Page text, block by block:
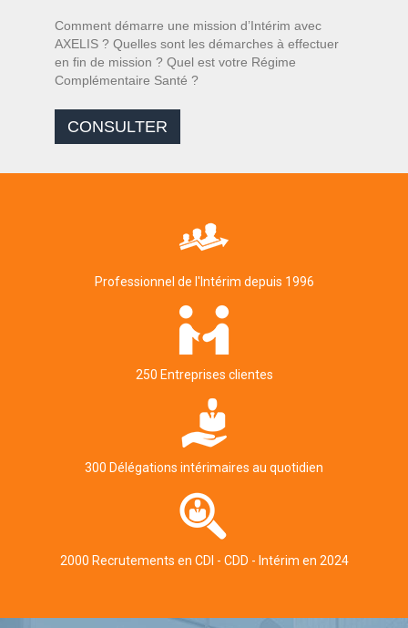
Comment démarre une mission d’Intérim avec
AXELIS ? Quelles sont les démarches à effectuer
en fin de mission ? Quel est votre Régime
Complémentaire Santé ?
CONSULTER
Professionnel de l'Intérim depuis 1996
250 Entreprises clientes
300 Délégations intérimaires au quotidien
2000 Recrutements en CDI - CDD - Intérim en 2024